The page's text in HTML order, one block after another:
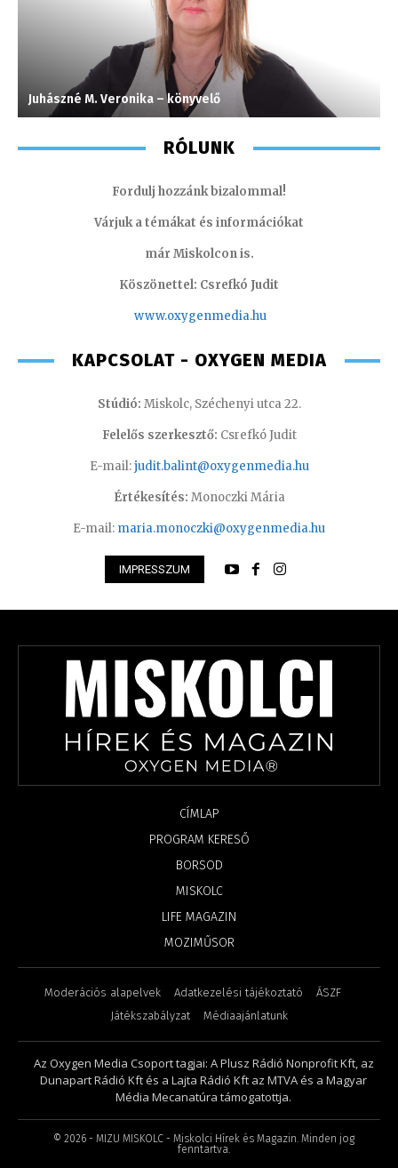
Juhászné M. Veronika – könyvelő
RÓLUNK
Fordulj hozzánk bizalommal!
Várjuk a témákat és információkat
már Miskolcon is.
Köszönettel: Csrefkó Judit
www.oxygenmedia.hu
KAPCSOLAT - OXYGEN MEDIA
Stúdió: Miskolc, Széchenyi utca 22.
Felelős szerkesztő: Csrefkó Judit
E-mail:judit.balint@oxygenmedia.hu
Értékesítés: Monoczki Mária
E-mail: maria.monoczki@oxygenmedia.hu
IMPRESSZUM
CÍMLAP
PROGRAM KERESŐ
BORSOD
MISKOLC
LIFE MAGAZIN
MOZIMŰSOR
Moderációs alapelvek Adatkezelési tájékoztató
ÁSZF
Játékszabályzat
Médiaajánlatunk
Az Oxygen Media Csoport tagjai: A Plusz Rádió Nonprofit Kft, az
Dunapart Rádió Kft és a Lajta Rádió Kft az MTVA és a Magyar
Média Mecanatúra támogatottja.
© 2026- MIZU MISKOLC - Miskolci Hírek és Magazin. Minden jog
fenntartva.